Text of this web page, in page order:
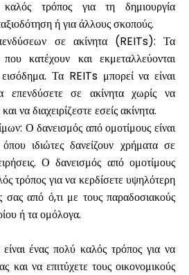
τρόπος για τη δημιουργία
ή για άλλους σκοπούς.
σε ακίνητα (REITs): Τα
που κατέχουν και εκμεταλλεύονται
Τα REITs μπορεί να είναι
επενδύσετε σε ακίνητα χωρίς να
να διαχειρίζεστε εσείς ακίνητα.
Ο δανεισμός από ομοτίμους είναι
ιδιώτες δανείζουν χρήματα σε
Ο δανεισμός από ομοτίμους
τρόπος για να κερδίσετε υψηλότερη
από ό,τι με τους παραδοσιακούς
ή τα ομόλογα.
ένας πολύ καλός τρόπος για να
και να επιτύχετε τους οικονομικούς